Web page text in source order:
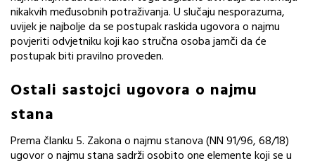
nikakvih međusobnih potraživanja. U slučaju nesporazuma,
uvijek je najbolje da se postupak raskida ugovora o najmu
povjeriti odvjetniku koji kao stručna osoba jamči da će
postupak biti pravilno proveden.
Ostali sastojci ugovora o najmu
stana
Prema članku 5. Zakona o najmu stanova (NN 91/96, 68/18)
ugovor o najmu stana sadrži osobito one elemente koji se u